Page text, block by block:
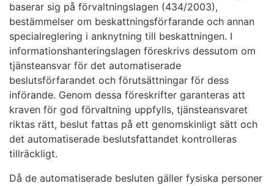
baserar sig på förvaltningslagen (434/2003),
bestämmelser om beskattningsförfarande och annan
specialreglering i anknytning till beskattningen. I
informationshanteringslagen föreskrivs dessutom om
tjänsteansvar för det automatiserade
beslutsförfarandet och förutsättningar för dess
införande. Genom dessa föreskrifter garanteras att
kraven för god förvaltning uppfylls, tjänsteansvaret
riktas rätt, beslut fattas på ett genomskinligt sätt och
det automatiserade beslutsfattandet kontrolleras
tillräckligt.
Då de automatiserade besluten gäller fysiska personer